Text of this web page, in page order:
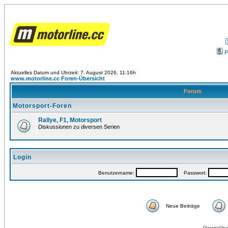
Aktuelles Datum und Uhrzeit: 7. August 2026, 11:16h
www.motorline.cc Foren-Übersicht
Forum
Motorsport-Foren
Rallye, F1, Motorsport
Diskussionen zu diversen Serien
Login
Benutzername: Passwort:
Neue Beiträge